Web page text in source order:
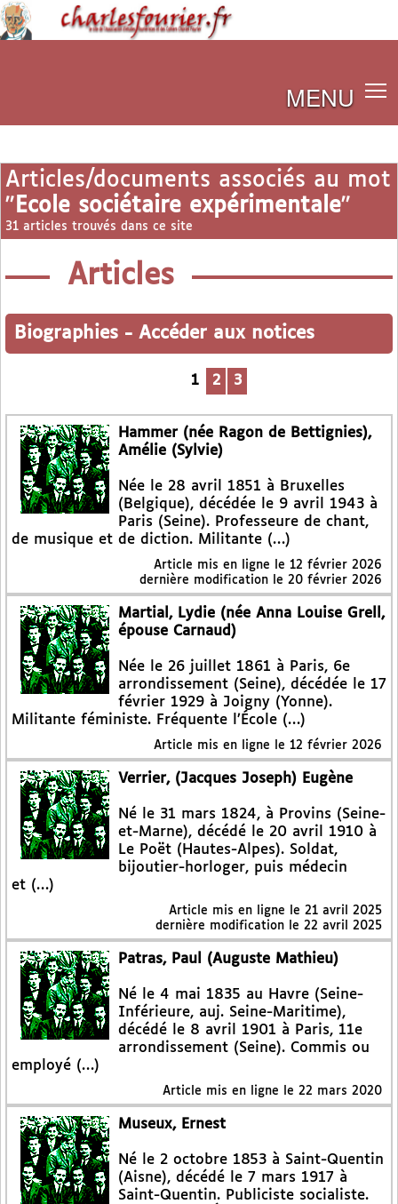
MENU
Articles/documents associés au mot
" Ecole sociétaire expérimentale"
31 articles trouvés dans ce site
Articles
Biographies - Accéder aux notices
1 2 3
Hammer (née Ragon de Bettignies),
Amélie (Sylvie)
Née le 28 avril 1851 à Bruxelles
(Belgique), décédée le 9 avril 1943 à
Paris (Seine). Professeure de chant,
de musique et de diction. Militante (…)
Article mis en ligne le 12 février 2026
dernière modification le 20 février 2026
Martial, Lydie (née Anna Louise Grell,
épouse Carnaud)
Née le 26 juillet 1861 à Paris, 6e
arrondissement (Seine), décédée le 17
février 1929 à Joigny (Yonne).
Militante féministe. Fréquente l’École (…)
Article mis en ligne le 12 février 2026
Verrier, (Jacques Joseph) Eugène
Né le 31 mars 1824, à Provins (Seine-
et-Marne), décédé le 20 avril 1910 à
Le Poët (Hautes-Alpes). Soldat,
bijoutier-horloger, puis médecin
et (…)
Article mis en ligne le 21 avril 2025
dernière modification le 22 avril 2025
Patras, Paul (Auguste Mathieu)
Né le 4 mai 1835 au Havre (Seine-
Inférieure, auj. Seine-Maritime),
décédé le 8 avril 1901 à Paris, 11e
arrondissement (Seine). Commis ou
employé (…)
Article mis en ligne le 22 mars 2020
Museux, Ernest
Né le 2 octobre 1853 à Saint-Quentin
(Aisne), décédé le 7 mars 1917 à
Saint-Quentin. Publiciste socialiste.